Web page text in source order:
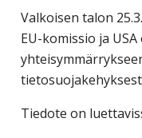
and
skills
required
in
travel
Valkoisen talon
EU-komissio ja
Tiedote on